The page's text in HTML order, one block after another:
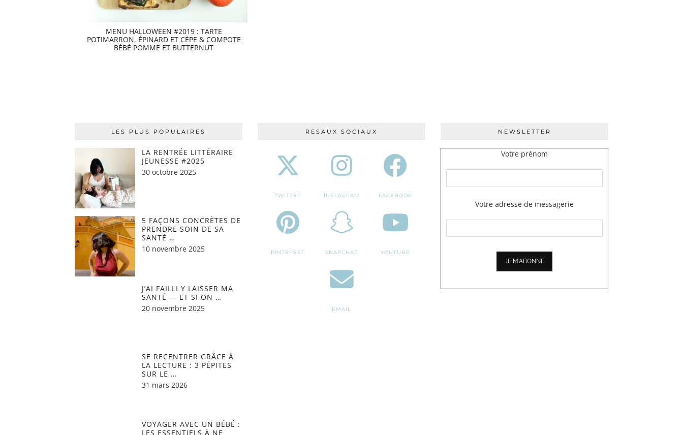
MENU HALLOWEEN #2019 : TARTE
POTIMARRON, ÉPINARD ET CÈPE & COMPOTE
BÉBÉ POMME ET BUTTERNUT
LES PLUS POPULAIRES
LA RENTRÉE LITTÉRAIRE
JEUNESSE #2025
30 octobre 2025
5 FAÇONS CONCRÈTES DE
PRENDRE SOIN DE SA
SANTÉ …
10 novembre 2025
J’AI FAILLI Y LAISSER MA
SANTÉ — ET SI ON …
20 novembre 2025
SE RECENTRER GRÂCE À
LA LECTURE : 3 PÉPITES
SUR LE …
31 mars 2026
VOYAGER AVEC UN BÉBÉ :
LES ESSENTIELS À NE
RESAUX SOCIAUX
TWITTER INSTAGRAM FACEBOOK
PINTEREST SNAPCHAT YOUTUBE
EMAIL
NEWSLETTER
Votre prénom
Votre adresse de messagerie